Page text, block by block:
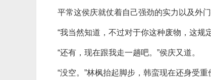
平常这侯庆就仗着自己强劲的实力以及外
“我当然知道，不过对于你这种废物，这规
“还有，现在跟我走一趟吧。”侯庆又道。
“没空。”林枫抬起脚步，韩蛮现在还身受